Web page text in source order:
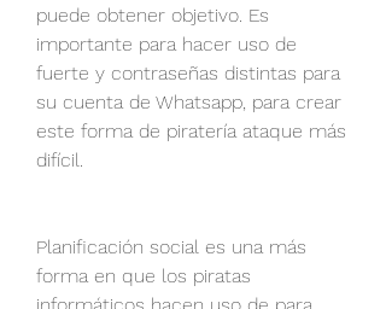
puede obtener objetivo. Es
importante para hacer uso de
fuerte y contraseñas distintas para
su cuenta de Whatsapp, para crear
este forma de piratería ataque más
difícil.
Planificación social es una más
forma en que los piratas